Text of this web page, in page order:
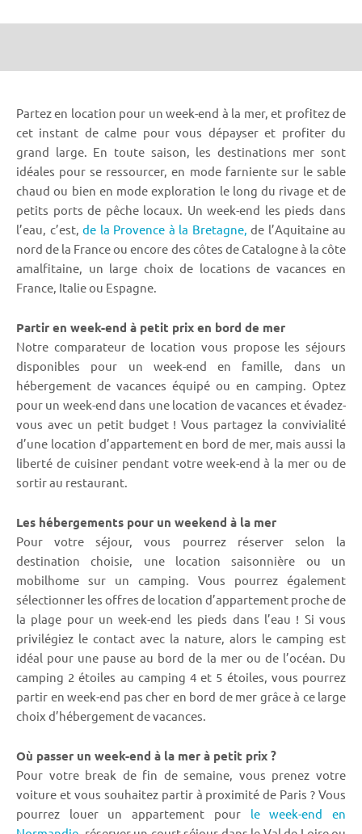
Partez en location pour un week-end à la mer, et profitez de
cet instant de calme pour vous dépayser et profiter du
grand large. En toute saison, les destinations mer sont
idéales pour se ressourcer, en mode farniente sur le sable
chaud ou bien en mode exploration le long du rivage et de
petits ports de pêche locaux. Un week-end les pieds dans
l’eau, c’est, de la Provence à la Bretagne, de l’Aquitaine au
nord de la France ou encore des côtes de Catalogne à la côte
amalfitaine, un large choix de locations de vacances en
France, Italie ou Espagne.
Partir en week-end à petit prix en bord de mer
Notre comparateur de location vous propose les séjours
disponibles pour un week-end en famille, dans un
hébergement de vacances équipé ou en camping. Optez
pour un week-end dans une location de vacances et évadez-
vous avec un petit budget ! Vous partagez la convivialité
d’une location d’appartement en bord de mer, mais aussi la
liberté de cuisiner pendant votre week-end à la mer ou de
sortir au restaurant.
Les hébergements pour un weekend à la mer
Pour votre séjour, vous pourrez réserver selon la
destination choisie, une location saisonnière ou un
mobilhome sur un camping. Vous pourrez également
sélectionner les offres de location d’appartement proche de
la plage pour un week-end les pieds dans l’eau ! Si vous
privilégiez le contact avec la nature, alors le camping est
idéal pour une pause au bord de la mer ou de l’océan. Du
camping 2 étoiles au camping 4 et 5 étoiles, vous pourrez
partir en week-end pas cher en bord de mer grâce à ce large
choix d’hébergement de vacances.
Où passer un week-end à la mer à petit prix ?
Pour votre break de fin de semaine, vous prenez votre
voiture et vous souhaitez partir à proximité de Paris ? Vous
pourrez louer un appartement pour le week-end en